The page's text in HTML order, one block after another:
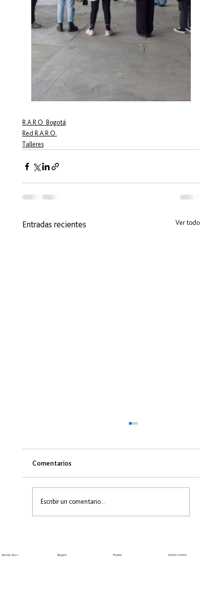
R.A.R.O. Bogotá
Red R.A.R.O.
Talleres
Entradas recientes Ver todo
Comentarios
Escribir un comentario...
R.A.R.O. en Red
Bogotá Madrid
Buenos Aires